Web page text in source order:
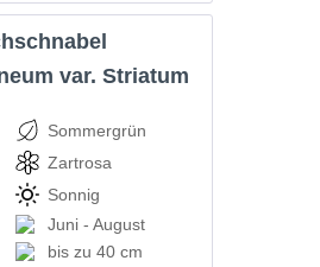
var. Striatum
Sommergrün
Zartrosa
Sonnig
Juni - August
bis zu 40 cm